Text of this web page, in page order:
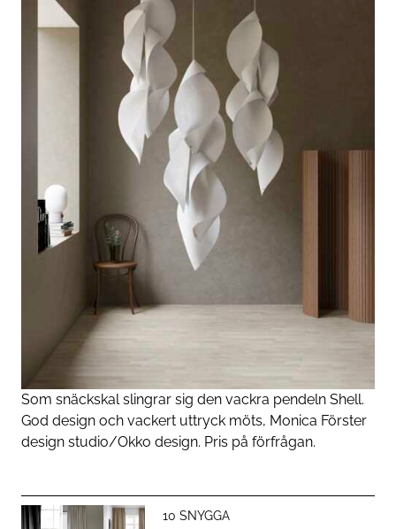
Som snäckskal slingrar sig den vackra pendeln Shell.
God design och vackert uttryck möts, Monica Förster
design studio/Okko design. Pris på förfrågan.
10 SNYGGA